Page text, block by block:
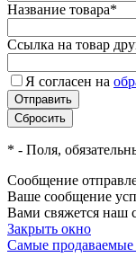
Название товара*
Ссылка на товар
Я согласен на
* - Поля,
Сообщение
Ваше сообщение
Вами свяжется наш
Закрыть окно
Самые продаваемые